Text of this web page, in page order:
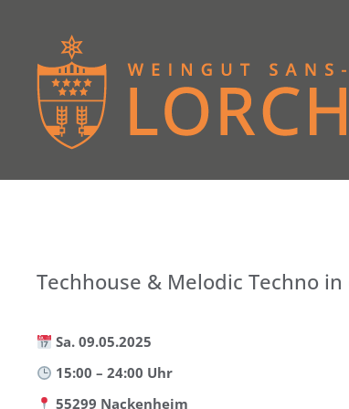
springen
Techhouse & Melodic Techno
Sa. 09.05.2025
15:00 – 24:00 Uhr
55299 Nackenheim